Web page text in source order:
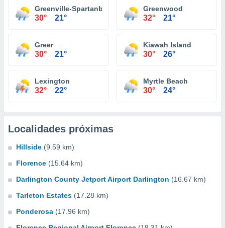
Greenville-Spartanburg International Airport
30° 21°
Greenwood
32° 21°
Greer
30° 21°
Kiawah Island
30° 26°
Lexington
32° 22°
Myrtle Beach
30° 24°
Localidades próximas
Hillside (9.59 km)
Florence (15.64 km)
Darlington County Jetport Airport Darlington (16.67 km)
Tarleton Estates (17.28 km)
Ponderosa (17.96 km)